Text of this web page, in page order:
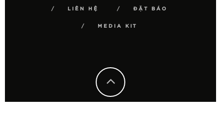
LIÊN HỆ ĐẶT BÁO
MEDIA KIT